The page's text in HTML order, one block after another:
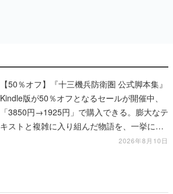
【50％オフ】『十三機兵防衛圏 公式脚本集』
Kindle版が50％オフとなるセールが開催中、
「3850円→1925円」で購入できる。膨大なテ
キストと複雑に入り組んだ物語を、一挙に再
2026年8月10日